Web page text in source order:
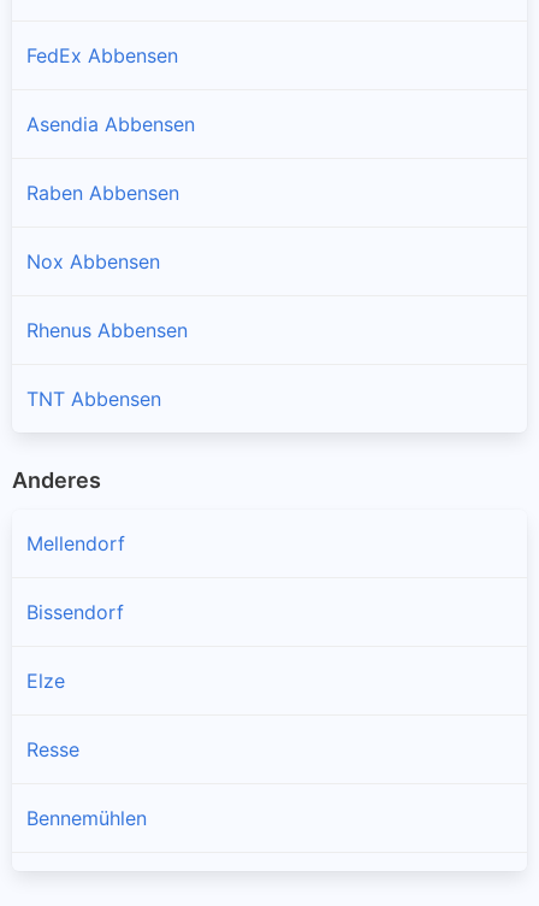
FedEx Abbensen
Asendia Abbensen
Raben Abbensen
Nox Abbensen
Rhenus Abbensen
TNT Abbensen
Anderes
Mellendorf
Bissendorf
Elze
Resse
Bennemühlen